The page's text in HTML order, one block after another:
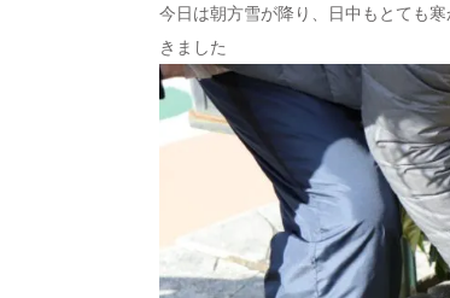
今日は朝方雪が降り、日中もとても
きました